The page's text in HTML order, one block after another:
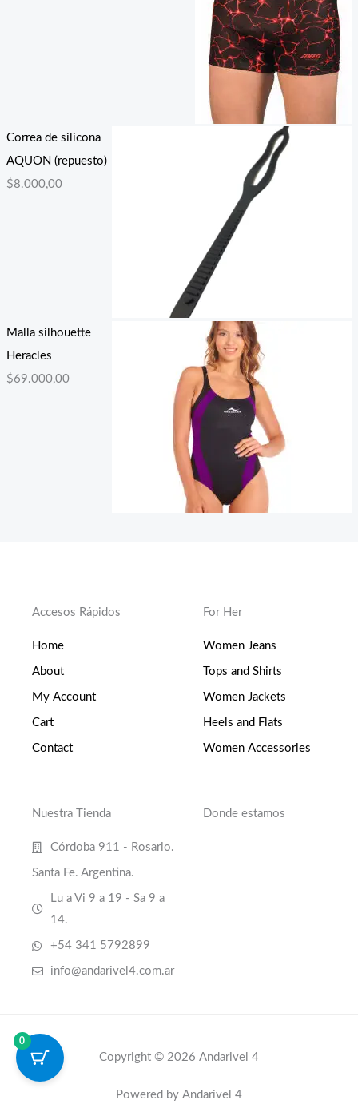
Correa de silicona
AQUON (repuesto)
$8.000,00
Malla silhouette
Heracles
$69.000,00
Accesos Rápidos
Home
About
My Account
Cart
Contact
For Her
Women Jeans
Tops and Shirts
Women Jackets
Heels and Flats
Women Accessories
Nuestra Tienda
Córdoba 911 - Rosario.
Santa Fe. Argentina.
Lu a Vi 9 a 19 - Sa 9 a
14.
+54 341 5792899
info@andarivel4.com.ar
Donde estamos
Copyright © 2026 Andarivel 4
Powered by Andarivel 4
0